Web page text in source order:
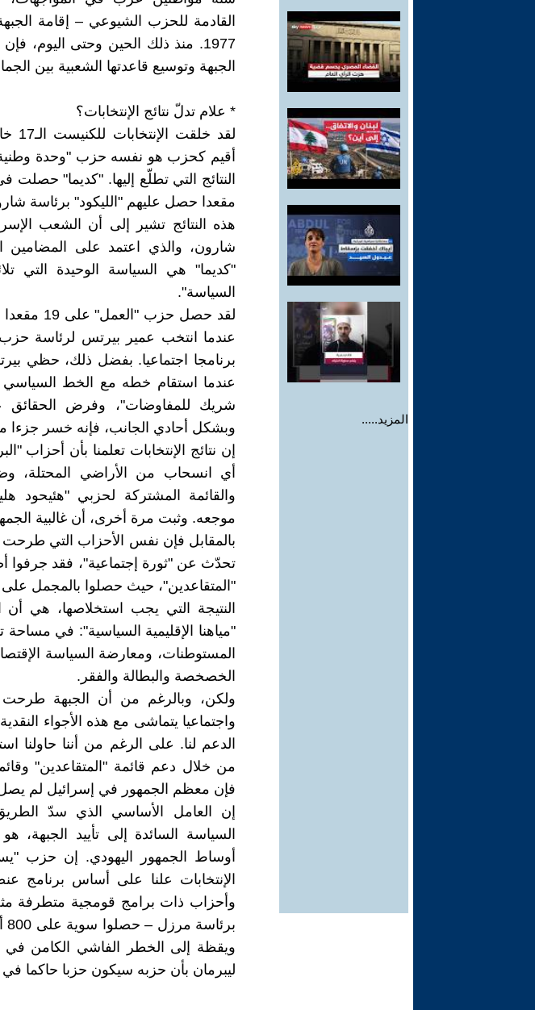
المزيد.....
القادمة للحزب الشيوعي – إقامة
1977. منذ ذلك الحين وحتى اليوم،
الجبهة وتوسيع قاعدتها الشعبية بين
* علام تدلّ نتائج الإنتخابات؟
أقيم كحزب هو نفسه حزب "وحدة
مقعدا حصل عليهم "الليكود" برئاسة شارون
هذه النتائج تشير إلى أن الشعب
شارون، والذي اعتمد على المضامين
"كديما" هي السياسة الوحيدة التي
السياسة".
لقد حصل
عندما انتخب عمير بيرتس لرئاسة
برنامجا اجتماعيا. بفضل ذلك، حظي
عندما استقام خطه مع الخط السياسي
شريك للمفاوضات"، وفرض الحقائق
وبشكل أحادي الجانب، فإنه خسر جزءا
إن نتائج الإنتخابات تعلمنا بأن أحزاب
أي انسحاب من الأراضي المحتلة،
والقائمة المشتركة لحزبي "هئيحود
موجعه. وثبت مرة أخرى، أن غالبية
بالمقابل فإن نفس الأحزاب التي طرحت
تحدّث عن "ثورة إجتماعية"، فقد
"المتقاعدين"، حيث حصلوا بالمجمل
النتيجة التي يجب استخلاصها، هي
"مياهنا الإقليمية السياسية": في مساحة
المستوطنات، ومعارضة السياسة
الخصخصة والبطالة والفقر.
ولكن، وبالرغم من أن الجبهة طرحت
واجتماعيا يتماشى مع هذه الأجواء
الدعم لنا. على الرغم من أننا حاولنا
من خلال دعم قائمة "المتقاعدين"
فإن معظم الجمهور في إسرائيل لم يصل
إن العامل الأساسي الذي سدّ
السياسة السائدة إلى تأييد الجبهة،
أوساط الجمهور اليهودي. إن حزب
الإنتخابات علنا على أساس برنامج
وأحزاب ذات برامج قومجية متطرفة مثل
ويقظة إلى الخطر الفاشي الكامن في
ليبرمان بأن حزبه سيكون حزبا حاكما في